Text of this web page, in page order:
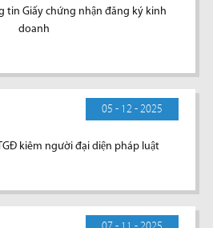
tin Giấy chứng nhận đăng ký kinh
doanh
05 - 12 - 2025
kiêm người đại diện pháp luật